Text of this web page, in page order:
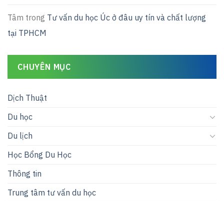
Tâm trong Tư vấn du học Úc ở đâu uy tín và chất lượng
tại TPHCM
CHUYÊN MỤC
Dịch Thuật
Du học
Du lịch
Học Bổng Du Học
Thông tin
Trung tâm tư vấn du học